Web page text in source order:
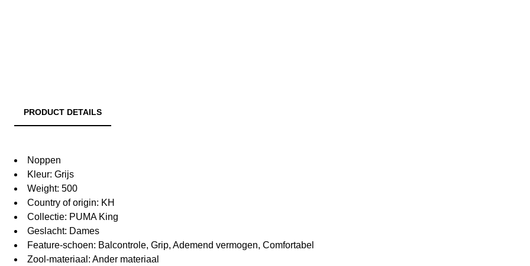
PRODUCT DETAILS
Noppen
Kleur: Grijs
Weight: 500
Country of origin: KH
Collectie: PUMA King
Geslacht: Dames
Feature-schoen: Balcontrole, Grip, Ademend vermogen, Comfortabel
Zool-materiaal: Ander materiaal